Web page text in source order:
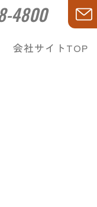
4800
会社サイトTOP